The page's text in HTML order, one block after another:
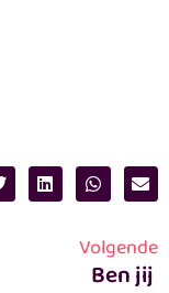
Volgende
Ben jij